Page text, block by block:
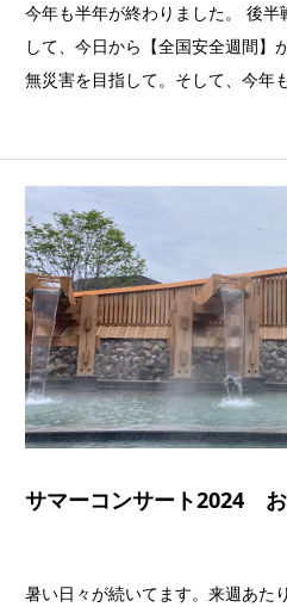
今年も半年が終わりました。 後半
して、今日から【全国安全週間】
無災害を目指して。そして、今年
サマーコンサート2024
暑い日々が続いてます。来週あた